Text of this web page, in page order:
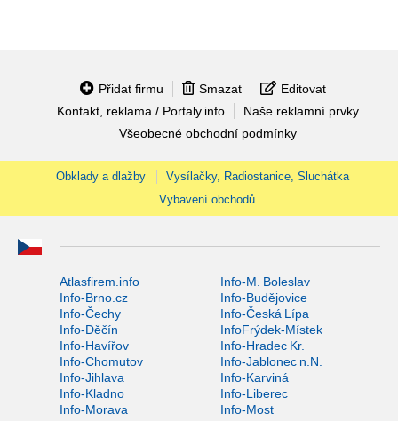
Přidat firmu Smazat
Editovat
Kontakt, reklama / Portaly.info
Naše reklamní prvky
Všeobecné obchodní podmínky
Obklady a dlažby
Vysílačky, Radiostanice, Sluchátka
Vybavení obchodů
Atlasfirem.info
Info-M. Boleslav
Info-Brno.cz
Info-Budějovice
Info-Čechy
Info-Česká Lípa
Info-Děčín
InfoFrýdek-Místek
Info-Havířov
Info-Hradec Kr.
Info-Chomutov
Info-Jablonec n.N.
Info-Jihlava
Info-Karviná
Info-Kladno
Info-Liberec
Info-Morava
Info-Most